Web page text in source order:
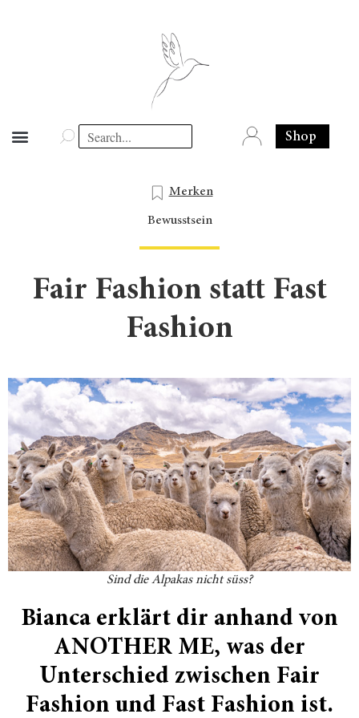
Shop
Merken
Bewusstsein
Fair Fashion statt Fast
Fashion
Sind die Alpakas nicht süss?
Bianca erklärt dir anhand von
ANOTHER ME, was der
Unterschied zwischen Fair
Fashion und Fast Fashion ist.